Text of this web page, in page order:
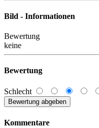
Bild - Informationen
Bewertung
keine
Bewertung
Schlecht
Kommentare